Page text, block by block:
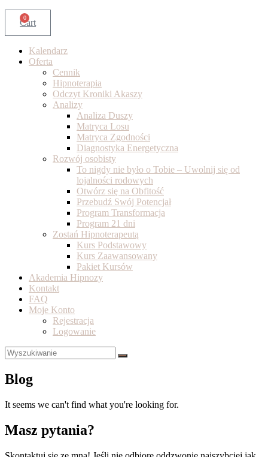
0
Cart
Kalendarz
Oferta
Cennik
Hipnoterapia
Odczyt Kroniki Akaszy
Analizy
Analiza Duszy
Matryca Losu
Matryca Zgodności
Diagnostyka Energetyczna
Rozwój osobisty
To nigdy nie było o Tobie – Uwolnij się od
lojalności rodowych
Otwórz się na Obfitość
Przebudź Swój Potencjał
Program Transformacja
Program 21 dni
Zostań Hipnoterapeutą
Kurs Podstawowy
Kurs Zaawansowany
Pakiet Kursów
Akademia Hipnozy
Kontakt
FAQ
Moje Konto
Rejestracja
Logowanie
Blog
It seems we can't find what you're looking for.
Masz pytania?